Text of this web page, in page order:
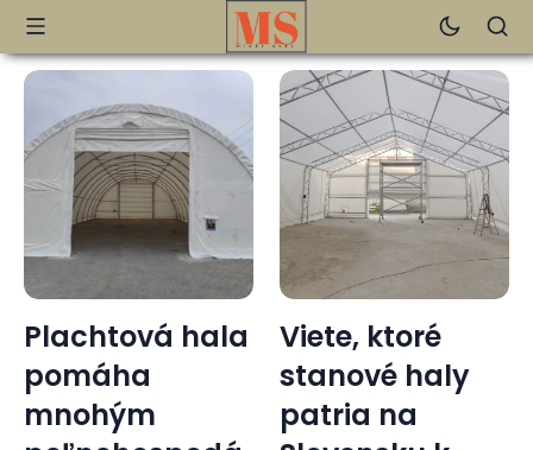
Viete, ktoré
stanové haly
patria na
Pigmentové
škvrny: Viac
ako len